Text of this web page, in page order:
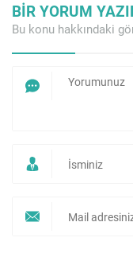
BİR YORUM
Bu konu hakkındaki